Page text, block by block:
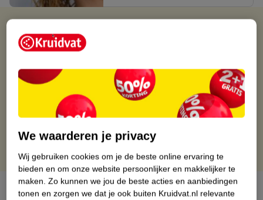
Kruidvat is altijd voordelig
Op werkdagen voor 22:00 uur besteld, volgende dag in huis
Gratis thuisbezorgd vanaf 50.00
Gratis retourneren binnen 30 dagen
Gratis punten met je Kruidvat kaart
Over dit product
We waarderen je privacy
Wij gebruiken cookies om je de beste online ervaring te
bieden en om onze website persoonlijker en makkelijker te
maken. Zo kunnen we jou de beste acties en aanbiedingen
tonen en zorgen we dat je ook buiten Kruidvat.nl relevante